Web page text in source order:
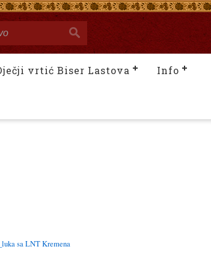
vrtić Biser Lastova Info
sa LNT Kremena